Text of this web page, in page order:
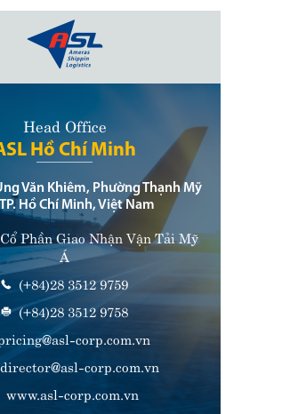
Head Office
Hồ Chí Minh
Văn Khiêm, Phường Thạnh Mỹ
Hồ Chí Minh, Việt Nam
Phần Giao Nhận Vận Tải Mỹ
Á
(+84)28 3512 9759
(+84)28 3512 9758
corp.com.vn
corp.com.vn
www.asl-corp.com.vn